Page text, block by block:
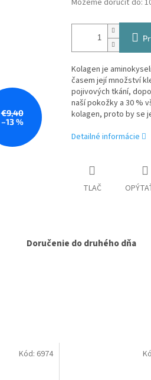
€9,40
–13 %
Môžeme doručiť do:
Kolagen je
časem její množství
pojivových tkání,
naší pokožky a 30 %
kolagen, proto by se
Detailné informácie
TLAČ
Doručenie do druhého dňa
Kód: 6974